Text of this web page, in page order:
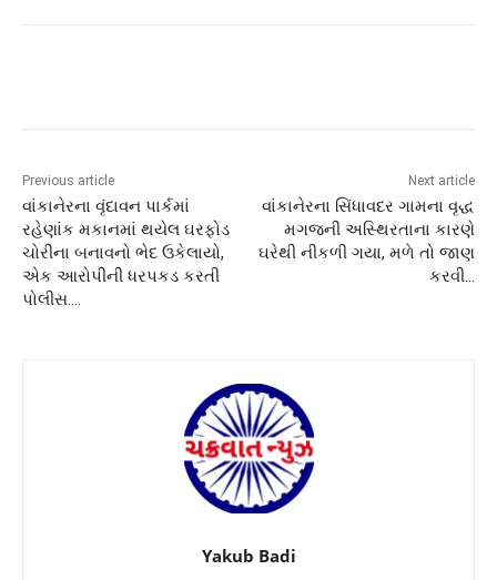
Previous article
વાંકાનેરના વૃંદાવન પાર્કમાં
રહેણાંક મકાનમાં થયેલ ઘરફોડ
ચોરીના બનાવનો ભેદ ઉકેલાયો,
એક આરોપીની ધરપકડ કરતી
પોલીસ….
Next article
વાંકાનેરના સિંધાવદર ગામના વૃદ્ધ
મગજની અસ્થિરતાના કારણે
ઘરેથી નીકળી ગયા, મળે તો જાણ
કરવી…
Yakub Badi